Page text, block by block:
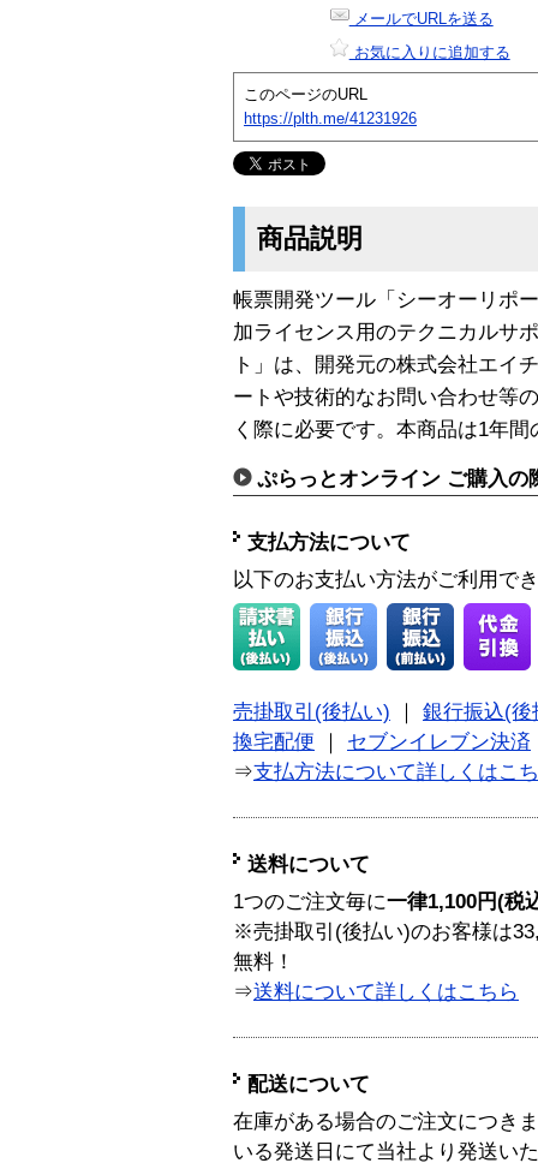
メールでURLを送る
お気に入りに追加する
このページのURL
https://plth.me/41231926
商品説明
帳票開発ツール「シーオーリポ
加ライセンス用のテクニカルサ
ト」は、開発元の株式会社エイ
ートや技術的なお問い合わせ等
く際に必要です。本商品は1年
ぷらっとオンライン ご購入の
支払方法について
以下のお支払い方法がご利用で
売掛取引(後払い)
銀行振込(後
換宅配便
セブンイレブン決済
⇒支払方法について詳しくはこ
送料について
1つのご注文毎に一律1,100円(税
※売掛取引(後払い)のお客様は
無料！
⇒送料について詳しくはこちら
配送について
在庫がある場合のご注文につき
いる発送日にて当社より発送い